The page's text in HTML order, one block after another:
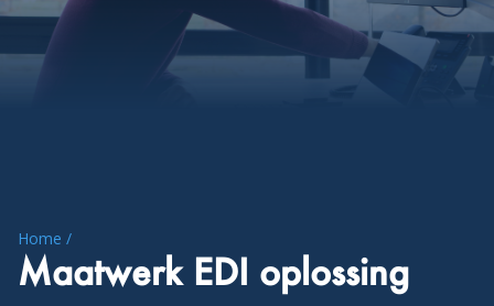
Home /
Maatwerk EDI oplossing